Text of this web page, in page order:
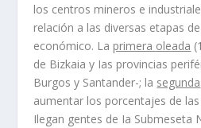
los centros mineros e
relación a las diversas etapas
económico. La primera oleada
de Bizkaia y Ias provincias
Burgos y Santander-; la segunda
aumentar los porcentajes de
Ilegan gentes de Ia Submeseta